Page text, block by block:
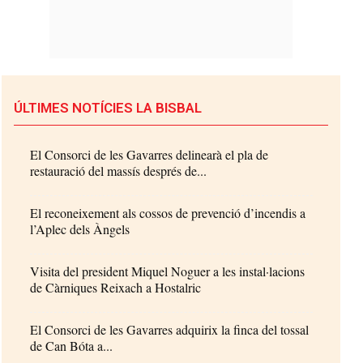
ÚLTIMES NOTÍCIES LA BISBAL
El Consorci de les Gavarres delinearà el pla de
restauració del massís després de...
El reconeixement als cossos de prevenció d’incendis a
l’Aplec dels Àngels
Visita del president Miquel Noguer a les instal·lacions
de Càrniques Reixach a Hostalric
El Consorci de les Gavarres adquirix la finca del tossal
de Can Bóta a...